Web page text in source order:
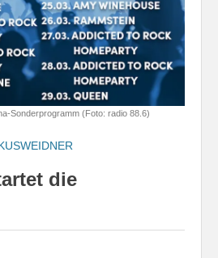
Sonderprogramm (Foto: radio 88.6)
die